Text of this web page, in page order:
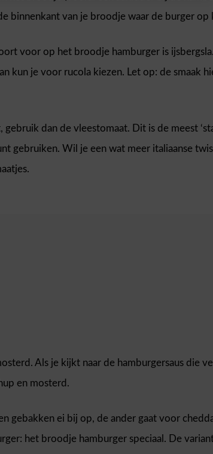
binnenkant van je broodje waar de burger op
voor op het broodje hamburger is
kun je voor rucola kiezen. Let op: de smaak
gebruik dan de vleestomaat. Dit is de meest
gebruiken. Wil je een wat meer italiaanse
Als je kijkt naar de hamburgersaus die
en mosterd.
gebakken ei bij op, de ander gaat voor
het broodje hamburger speciaal. De